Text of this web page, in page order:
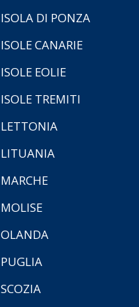
ISOLA DI PONZA
ISOLE CANARIE
ISOLE EOLIE
ISOLE TREMITI
LETTONIA
LITUANIA
MARCHE
MOLISE
OLANDA
PUGLIA
SCOZIA